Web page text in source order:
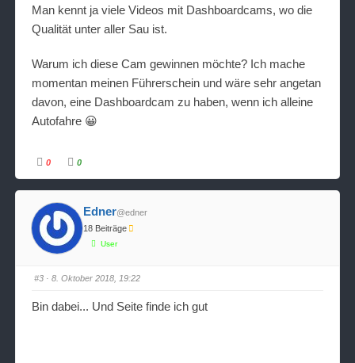
.
Man kennt ja viele Videos mit Dashboardcams, wo die
Qualität unter aller Sau ist.
Warum ich diese Cam gewinnen möchte? Ich mache
momentan meinen Führerschein und wäre sehr angetan
davon, eine Dashboardcam zu haben, wenn ich alleine
Autofahre 😀
n
k
c
k
n
f
D
a
m
e
0
n
k
i
c
k
e
n
f
D
a
m
e
0
Edner@edner
18 Beiträge
User
#3 · 8. Oktober 2018, 19:22
Bin dabei... Und Seite finde ich gut